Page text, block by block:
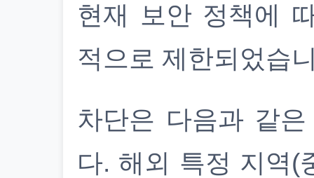
현재 보안 정책에
적으로 제한되었습
차단은 다음과 같
다. 해외 특정 지역(